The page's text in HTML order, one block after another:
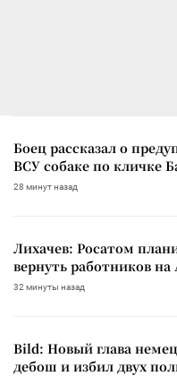
Боец рассказал о
ВСУ собаке по кличке
28 минут назад
Лихачев: Росатом
вернуть работников
32 минуты назад
Bild: Новый глава
дебош и избил двух